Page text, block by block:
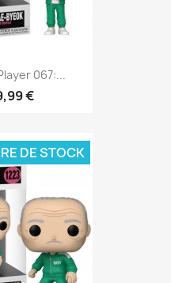
067:...
€
DE STOCK